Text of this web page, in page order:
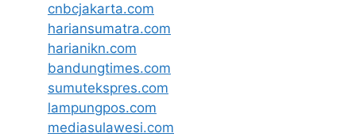
cnbcjakarta.com
hariansumatra.com
harianikn.com
bandungtimes.com
sumutekspres.com
lampungpos.com
mediasulawesi.com